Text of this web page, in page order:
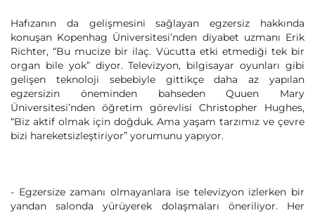
Hafızanın da gelişmesini sağlayan egzersiz hakkında
konuşan Kopenhag Üniversitesi’nden diyabet uzmanı Erik
Richter, “Bu mucize bir ilaç. Vücutta etki etmediği tek bir
organ bile yok” diyor. Televizyon, bilgisayar oyunları gibi
gelişen teknoloji sebebiyle gittikçe daha az yapılan
egzersizin öneminden bahseden Quuen Mary
Üniversitesi’nden öğretim görevlisi Christopher Hughes,
“Biz aktif olmak için doğduk. Ama yaşam tarzımız ve çevre
bizi hareketsizleştiriyor” yorumunu yapıyor.
- Egzersize zamanı olmayanlara ise televizyon izlerken bir
yandan salonda yürüyerek dolaşmaları öneriliyor. Her